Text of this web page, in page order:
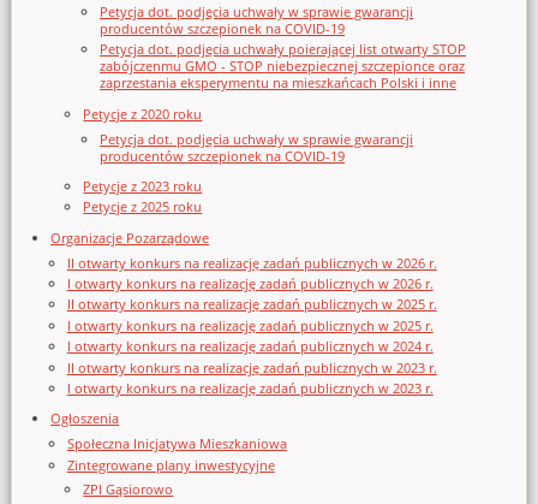
Petycja dot. podjęcia uchwały w sprawie gwarancji
producentów szczepionek na COVID-19
Petycja dot. podjęcia uchwały poierającej list otwarty STOP
zabójczenmu GMO - STOP niebezpiecznej szczepionce oraz
zaprzestania eksperymentu na mieszkańcach Polski i inne
Petycje z 2020 roku
Petycja dot. podjęcia uchwały w sprawie gwarancji
producentów szczepionek na COVID-19
Petycje z 2023 roku
Petycje z 2025 roku
Organizacje Pozarządowe
II otwarty konkurs na realizację zadań publicznych w 2026 r.
I otwarty konkurs na realizację zadań publicznych w 2026 r.
II otwarty konkurs na realizację zadań publicznych w 2025 r.
I otwarty konkurs na realizację zadań publicznych w 2025 r.
I otwarty konkurs na realizację zadań publicznych w 2024 r.
II otwarty konkurs na realizację zadań publicznych w 2023 r.
I otwarty konkurs na realizację zadań publicznych w 2023 r.
Ogłoszenia
Społeczna Inicjatywa Mieszkaniowa
Zintegrowane plany inwestycyjne
ZPI Gąsiorowo